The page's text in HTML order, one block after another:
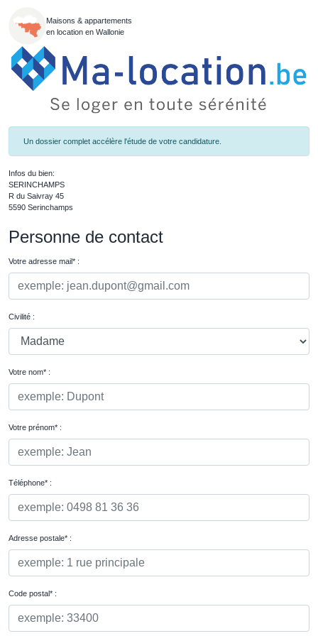
Maisons & appartements
en location en Wallonie
Un dossier complet accélère l'étude de votre candidature.
Infos du bien:
SERINCHAMPS
R du Saivray 45
5590 Serinchamps
Personne de contact
Votre adresse mail* :
Civilité :
Votre nom* :
Votre prénom* :
Téléphone* :
Adresse postale* :
Code postal* :